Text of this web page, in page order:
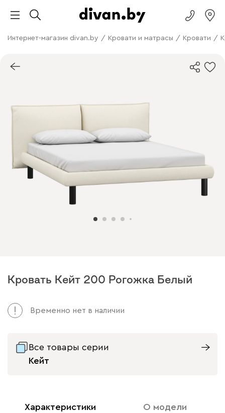
Интернет-магазин divan.by / Кровати и матрасы / Кровати /
Кровать Кейт 200 Рогожка Белый
Временно нет в наличии
Все товары серии
Кейт
Характеристики О модели